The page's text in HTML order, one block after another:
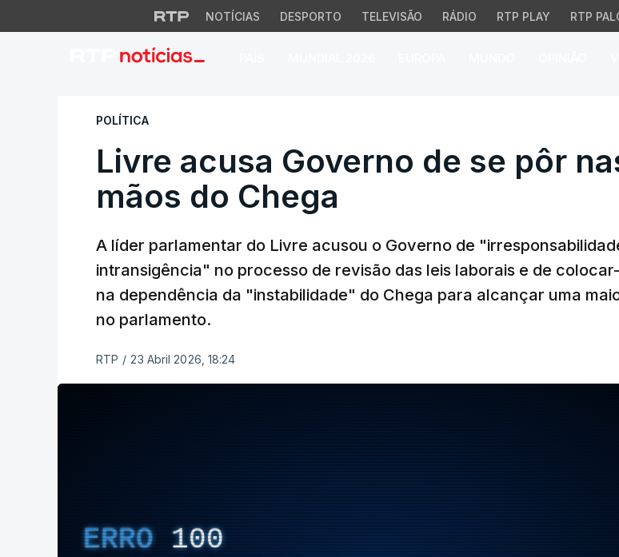
NOTÍCIAS DESPORTO TELEVISÃO RÁDIO RTP PLAY RTP
Livre acusa Governo de se pôr nas
POLÍTICA
Livre acusa Governo de se pôr
mãos do Chega
A líder parlamentar do Livre acusou o Governo de
intransigência" no processo de revisão das leis laborais e de
na dependência da "instabilidade" do Chega para alcançar uma
no parlamento.
RTP / 23 Abril 2026, 18:24
ERRO 100